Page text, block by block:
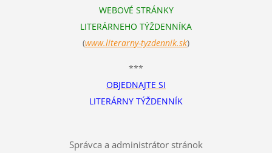
WEBOVÉ STRÁNKY
LITERÁRNEHO TÝŽDENNÍKA
(www.literarny-tyzdennik.sk)
***
OBJEDNAJTE SI
LITERÁRNY TÝŽDENNÍK
Správca a administrátor stránok